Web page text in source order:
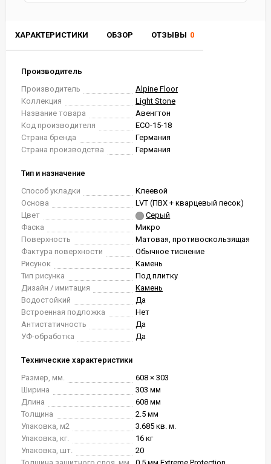
ХАРАКТЕРИСТИКИ ОБЗОР ОТЗЫВЫ 0
Производитель
Производитель
Alpine Floor
Коллекция
Light Stone
Название товара
Авенгтон
Код производителя
ECO-15-18
Страна бренда
Германия
Страна производства
Германия
Тип и назначение
Способ укладки
Клеевой
Основа
LVT (ПВХ + кварцевый песок)
Цвет
Серый
Фаска
Микро
Поверхность
Матовая, противоскользящая
Фактура поверхности
Обычное тиснение
Рисунок
Камень
Тип рисунка
Под плитку
Дизайн / имитация
Камень
Водостойкий
Да
Встроенная подложка
Нет
Антистатичность
Да
УФ-обработка
Да
Технические характеристики
Размер, мм.
608 × 303
Ширина
303 мм
Длина
608 мм
Толщина
2.5 мм
Упаковка, м2
3.685 кв. м.
Упаковка, кг.
16 кг
Упаковка, шт.
20